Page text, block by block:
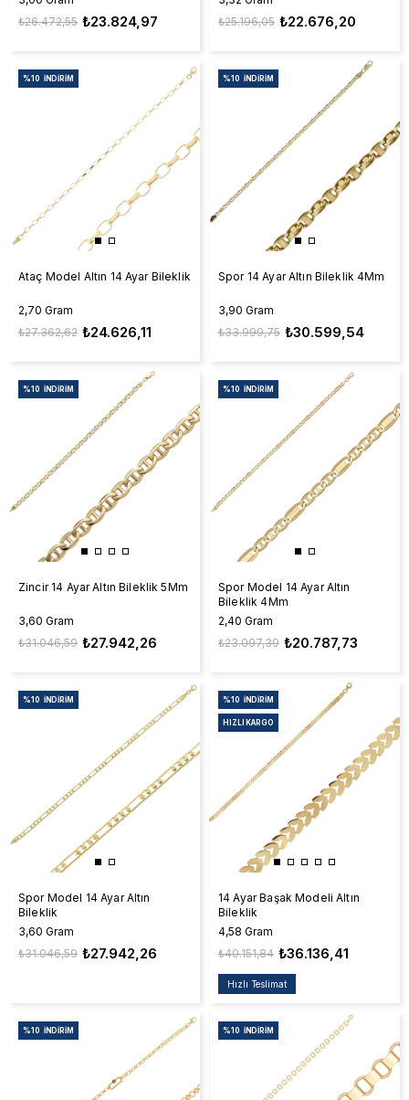
₺23.824,97
₺26.472,55 ₺22.676,20
₺25.196,05
Ataç Model Altın 14 Ayar Bileklik
2,70 Gram
₺24.626,11
₺27.362,62
%10 İNDIRIM
Spor 14 Ayar Altın Bileklik 4Mm
3,90 Gram
₺30.599,54
₺33.999,75
%10 İNDIRIM
Zincir 14 Ayar Altın Bileklik 5Mm
3,60 Gram
₺27.942,26
₺31.046,59
%10 İNDIRIM
Spor Model 14 Ayar Altın
Bileklik 4Mm
2,40 Gram
₺20.787,73
₺23.097,39
%10 İNDIRIM
Spor Model 14 Ayar Altın
Bileklik
3,60 Gram
₺27.942,26
₺31.046,59
%10 İNDIRIM
14 Ayar Başak Modeli Altın
Bileklik
4,58 Gram
₺36.136,41
₺40.151,84
Hızlı Teslimat
%10 İNDIRIM
HIZLI KARGO
%10 İNDIRIM %10 İNDIRIM